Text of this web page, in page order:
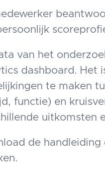
van het
dashboard. Het
te maken
functie) en
uitkomsten
de